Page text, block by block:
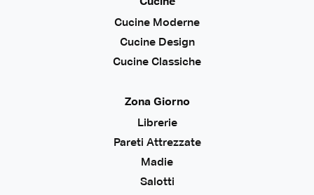
Cucine Moderne
Cucine Design
Cucine Classiche
Zona Giorno
Librerie
Pareti Attrezzate
Madie
Salotti